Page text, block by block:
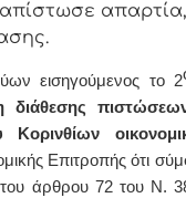
εισηγούμενος το 2
διάθεσης
Επιτροπής ότι
άρθρου 72 του Ν.